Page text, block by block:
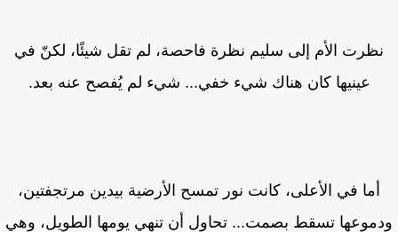
الأم إلى سليم نظرة فاحصة، لم تقل شيئًا، لكنّ في
عينيها كان هناك شيء خفي... شيء لم يُفصح عنه بعد.
أما في الأعلى، كانت نور تمسح الأرضية بيدين مرتجفتين،
تسقط بصمت... تحاول أن تنهي يومها الطويل، وهي